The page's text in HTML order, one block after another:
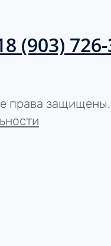
8 (903)
права защищены.